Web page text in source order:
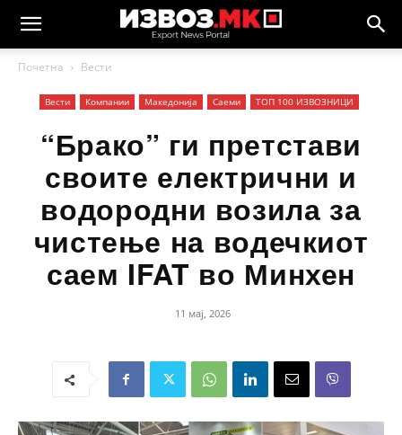
Почетна Вести
Вести Компании Македонија Саеми ТОП 100 ИЗВОЗНИЦИ
“Брако” ги претстави
своите електрични и
водородни возила за
чистење на водечкиот
саем IFAT во Минхен
11 мај, 2026